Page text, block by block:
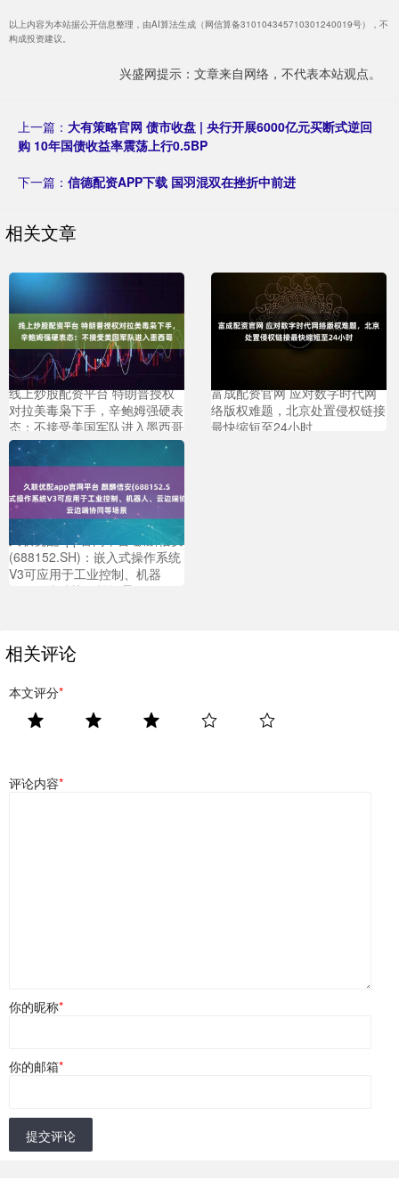
以上内容为本站据公开信息整理，由AI算法生成（网信算备310104345710301240019号），不
构成投资建议。
兴盛网提示：文章来自网络，不代表本站观点。
上一篇： 大有策略官网 债市收盘 | 央行开展6000亿元买断式逆回
购 10年国债收益率震荡上行0.5BP
下一篇： 信德配资APP下载 国羽混双在挫折中前进
相关文章
线上炒股配资平台 特朗普授权
对拉美毒枭下手，辛鲍姆强硬表
态：不接受美国军队进入墨西哥
富成配资官网 应对数字时代网
络版权难题，北京处置侵权链接
最快缩短至24小时
久联优配app官网平台 麒麟信安
(688152.SH)：嵌入式操作系统
V3可应用于工业控制、机器
人、云边端协同等场景
相关评论
本文评分*
评论内容*
你的昵称*
你的邮箱*
提交评论